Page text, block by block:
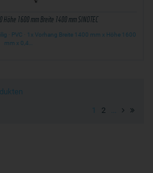
Höhe 1600 mm Breite 1400 mm SINOTEC
· PVC · 1x Vorhang Breite 1400 mm x Höhe 1600
mm x 0,4…
1 2